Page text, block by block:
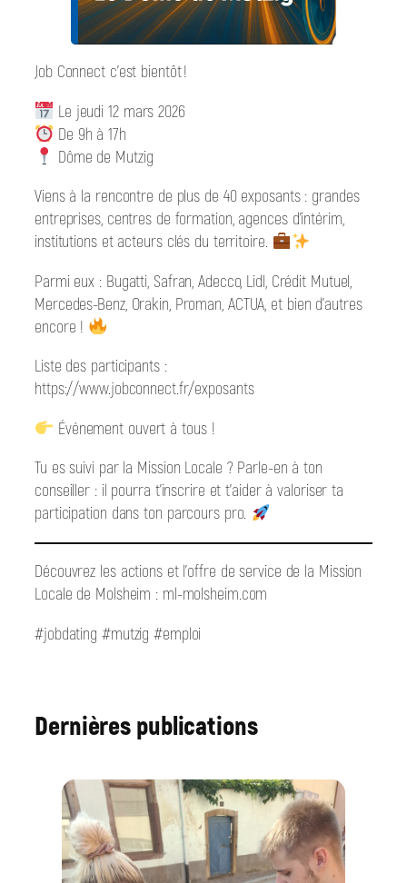
Job Connect c’est bientôt !
Le jeudi 12 mars 2026
De 9h à 17h
Dôme de Mutzig
Viens à la rencontre de plus de 40 exposants : grandes
entreprises, centres de formation, agences d’intérim,
institutions et acteurs clés du territoire.
Parmi eux : Bugatti, Safran, Adecco, Lidl, Crédit Mutuel,
Mercedes-Benz, Orakin, Proman, ACTUA, et bien d’autres
encore !
Liste des participants :
https://www.jobconnect.fr/exposants
Événement ouvert à tous !
Tu es suivi par la Mission Locale ? Parle-en à ton
conseiller : il pourra t’inscrire et t’aider à valoriser ta
participation dans ton parcours pro.
Découvrez les actions et l’offre de service de la Mission
Locale de Molsheim : ml-molsheim.com
#jobdating #mutzig #emploi
Dernières publications